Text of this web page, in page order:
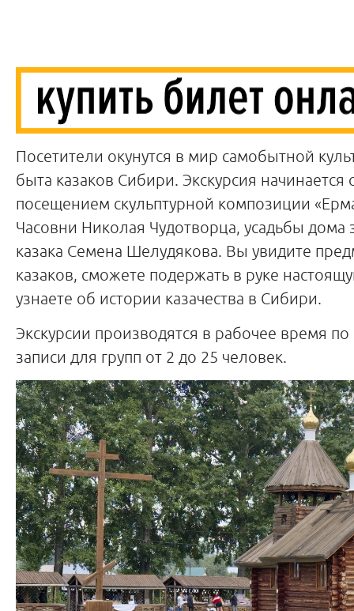
Посетители окунутся в мир самобытной
быта казаков Сибири. Экскурсия начинается
посещением скульптурной композиции
Часовни Николая Чудотворца, усадьбы дома
казака Семена Шелудякова. Вы увидите
казаков, сможете подержать в руке
узнаете об истории казачества в Сибири.
Экскурсии производятся в рабочее время
записи для групп от 2 до 25 человек.